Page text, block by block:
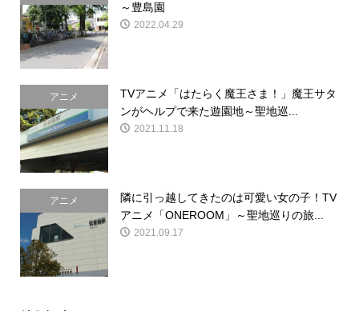
～豊島園
2022.04.29
アニメ
TVアニメ「はたらく魔王さま！」魔王サタ
ンがヘルプで来た遊園地～聖地巡...
2021.11.18
アニメ
隣に引っ越してきたのは可愛い女の子！TV
アニメ「ONEROOM」～聖地巡りの旅...
2021.09.17